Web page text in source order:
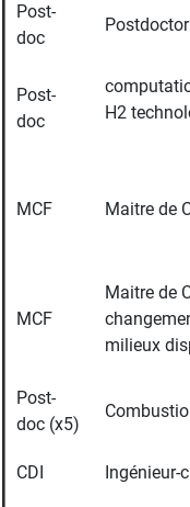
Post-
doc
Post-
doc
H2
MCF Maitre de
MCF
Maitre de
milieux
Post-
doc (x5)
CDI Ingénieur-